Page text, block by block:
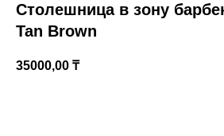
Столешница в зону
Tan Brown
35000,00 ₸